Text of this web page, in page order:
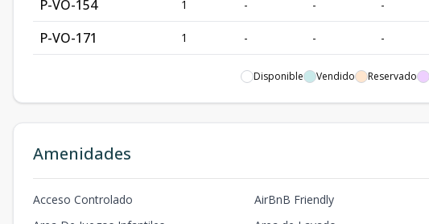
P-VO-154 1 - - -
P-VO-171 1 - - -
- - -
P-VO-198 1 - - -
P-VO-209 -
Disponible Vendido Reservado
Amenidades
Acceso Controlado AirBnB Friendly